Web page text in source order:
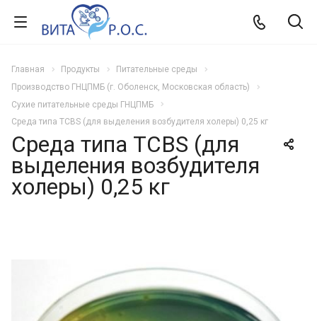
Главная Продукты
Питательные среды
Производство ГНЦПМБ (г. Оболенск, Московская область)
Сухие питательные среды ГНЦПМБ
Среда типа TCBS (для выделения возбудителя холеры) 0,25 кг
Среда типа TCBS (для
выделения возбудителя
холеры) 0,25 кг